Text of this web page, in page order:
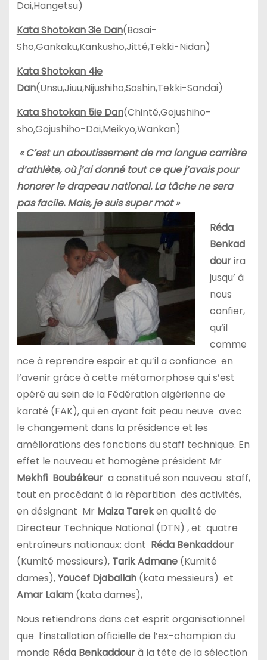
Dai,Hangetsu)
Kata Shotokan 3ie Dan(Basai-
Sho,Gankaku,Kankusho,Jitté,Tekki-Nidan)
Kata Shotokan 4ie
Dan(Unsu,Jiuu,Nijushiho,Soshin,Tekki-Sandai)
Kata Shotokan 5ie Dan(Chinté,Gojushiho-
sho,Gojushiho-Dai,Meikyo,Wankan)
« C’est un aboutissement de ma longue carrière
d’athlète, où j’ai donné tout ce que j’avais pour
honorer le drapeau national. La tâche ne sera
pas facile. Mais, je suis super mot »
Réda
Benkad
dourira
jusqu’ à
nous
confier,
qu’il
comme
nce à reprendre espoir et qu’il a confiance en
l’avenir grâce à cette métamorphose qui s’est
opéré au sein de la Fédération algérienne de
karaté (FAK), qui en ayant fait peau neuve avec
le changement dans la présidence et les
améliorations des fonctions du staff technique. En
effet le nouveau et homogène président Mr
Mekhfi Boubékeura constitué son nouveau staff,
tout en procédant à la répartition des activités,
en désignant Mr Maiza Tareken qualité de
Directeur Technique National (DTN) , et quatre
entraîneurs nationaux: dont Réda Benkaddour
(Kumité messieurs), Tarik Admane(Kumité
dames),Youcef Djaballah(kata messieurs) et
Amar Lalam(kata dames),
Nous retiendrons dans cet esprit organisationnel
que l’installation officielle de l’ex-champion du
monde Réda Benkaddourà la tête de la sélection